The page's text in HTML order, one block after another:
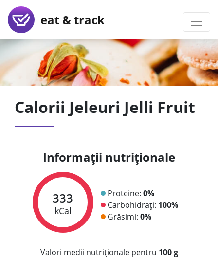
eat & track
Calorii Jeleuri Jelli Fruit
Informații nutriționale
333
kCal
Proteine: 0%
Carbohidrați: 100%
Grăsimi: 0%
Valori medii nutriționale pentru 100 g